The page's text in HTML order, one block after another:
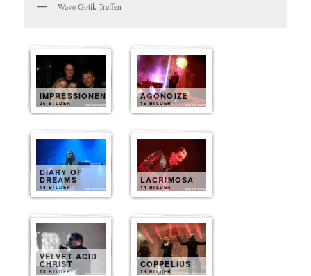
Wave Gotik Treffen
IMPRESSIONEN
25 BILDER
AGONOIZE
15 BILDER
DIARY OF
DREAMS
14 BILDER
LACRIMOSA
14 BILDER
VELVET ACID
CHRIST
13 BILDER
COPPELIUS
13 BILDER